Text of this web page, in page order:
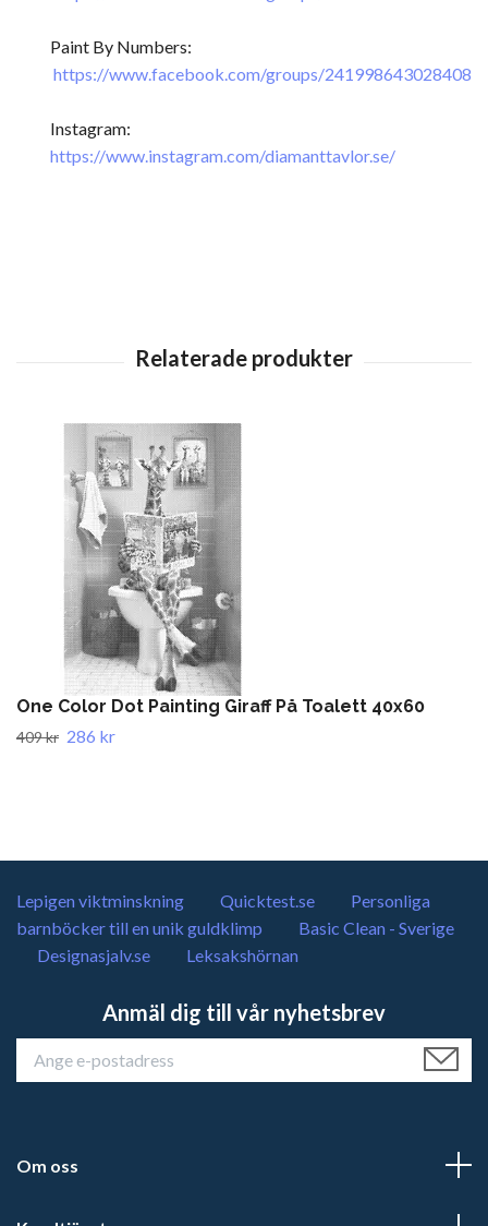
Paint By Numbers:
https://www.facebook.com/groups/241998643028408
Instagram:
https://www.instagram.com/diamanttavlor.se/
One Color Dot Painting Giraff På Toalett 40x60
409 kr 286 kr
Lepigen viktminskning Quicktest.se
Personliga
barnböcker till en unik guldklimp
Basic Clean - Sverige
Designasjalv.se
Leksakshörnan
Anmäl dig till vår nyhetsbrev
Om oss